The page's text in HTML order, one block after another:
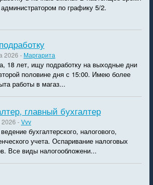
по графику 5/2.
2026 - Маргарита
18 лет, ищу подработку на выходные дни
половине дня с 15:00. Имею более
работы в магаз...
главный бухгалтер
-Vvv
бухгалтерского, налогового,
учета. Оспаривание налоговых
Все виды налогообложени...